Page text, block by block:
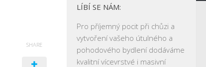
SHARE
LÍBÍ SE NÁM:
Pro příjemný pocit při chůzi a
vytvoření vašeho útulného a
pohodového bydlení dodáváme
kvalitní vícevrstvé i masivní